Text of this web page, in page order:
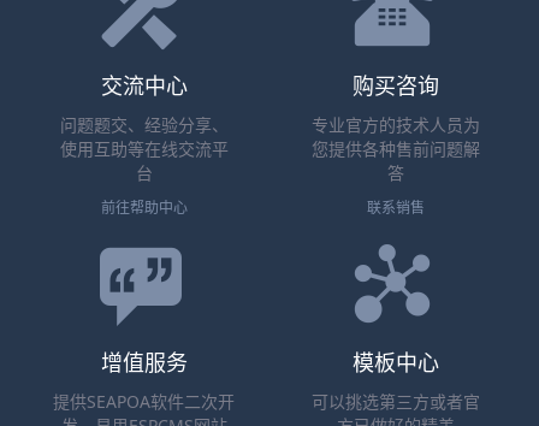
交流中心
问题题交、经验分享、
使用互助等在线交流平
台
前往帮助中心
购买咨询
专业官方的技术人员为
您提供各种售前问题解
答
联系销售
增值服务
提供SEAPOA软件二次开
模板中心
可以挑选第三方或者官